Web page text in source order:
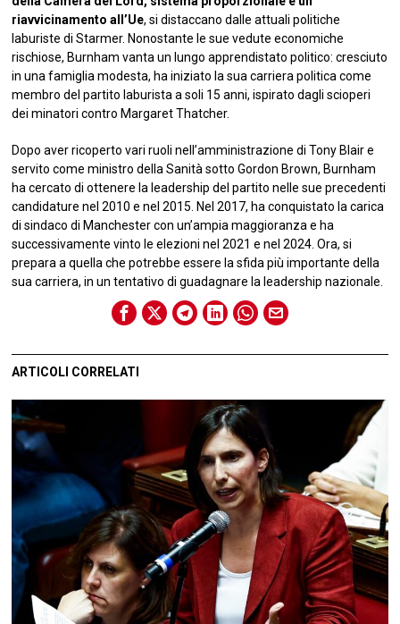
riavvicinamento all’Ue, si distaccano dalle attuali politiche
laburiste di Starmer. Nonostante le sue vedute economiche
rischiose, Burnham vanta un lungo apprendistato politico: cresciuto
in una famiglia modesta, ha iniziato la sua carriera politica come
membro del partito laburista a soli 15 anni, ispirato dagli scioperi
dei minatori contro Margaret Thatcher.
Dopo aver ricoperto vari ruoli nell’amministrazione di Tony Blair e
servito come ministro della Sanità sotto Gordon Brown, Burnham
ha cercato di ottenere la leadership del partito nelle sue precedenti
candidature nel 2010 e nel 2015. Nel 2017, ha conquistato la carica
di sindaco di Manchester con un’ampia maggioranza e ha
successivamente vinto le elezioni nel 2021 e nel 2024. Ora, si
prepara a quella che potrebbe essere la sfida più importante della
sua carriera, in un tentativo di guadagnare la leadership nazionale.
ARTICOLI CORRELATI